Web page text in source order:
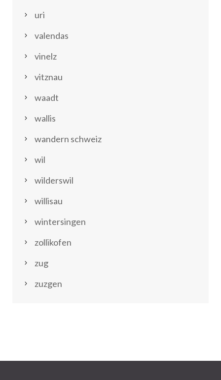
uri
valendas
vinelz
vitznau
waadt
wallis
wandern schweiz
wil
wilderswil
willisau
wintersingen
zollikofen
zug
zuzgen